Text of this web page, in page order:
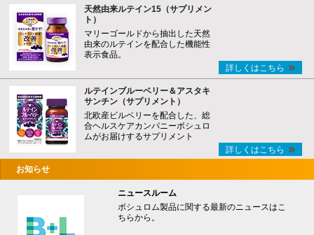
天然由来ルテイン15（サプリメン
ト）
マリーゴールドから抽出した天然
由来のルテインを配合した機能性
表示食品。
詳しくはこちら
ルテインブルーベリー＆アスタキ
サンチン（サプリメント）
北欧産ビルベリーを配合した、総
合ヘルスケアカンパニーボシュロ
ムがお届けするサプリメント
詳しくはこちら
お知らせ
ニュースルーム
ボシュロム製品に関する最新のニュースはこ
ちらから。